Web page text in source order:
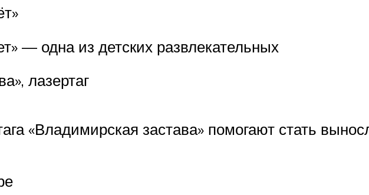
— одна из детских развлекательных
лазертаг
«Владимирская застава» помогают стать